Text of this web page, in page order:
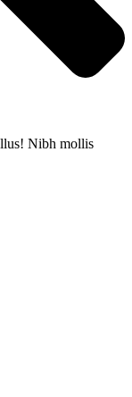
Nibh mollis